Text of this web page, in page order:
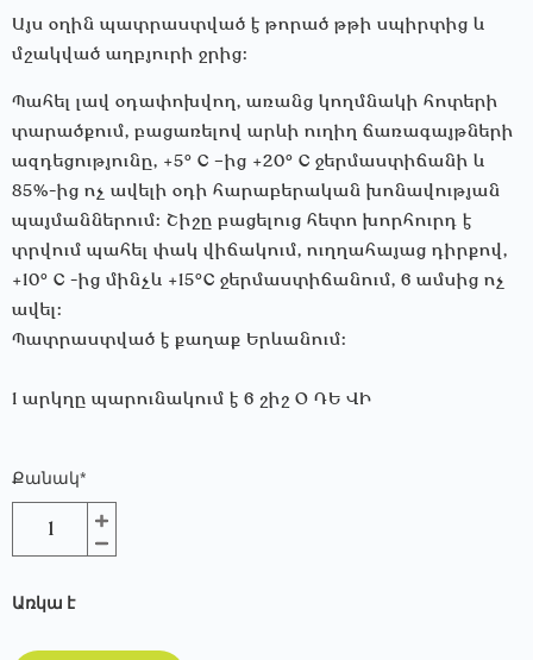
Այս օղին պատրաստված է թորած թթի սպիրտից և
մշակված աղբյուրի ջրից։
Պահել լավ օդափոխվող, առանց կողմնակի հոտերի
տարածքում, բացառելով արևի ուղիղ ճառագայթների
ազդեցությունը, +5° C –ից +20° C ջերմաստիճանի և
85%-ից ոչ ավելի օդի հարաբերական խոնավության
պայմաններում: Շիշը բացելուց հետո խորհուրդ է
տրվում պահել փակ վիճակում, ուղղահայաց դիրքով,
+10° C -ից մինչև +15°C ջերմաստիճանում, 6 ամսից ոչ
ավել:
Պատրաստված է քաղաք Երևանում։
1 արկղը պարունակում է 6 շիշ Օ ԴԵ ՎԻ
Քանակ*
Առկա է